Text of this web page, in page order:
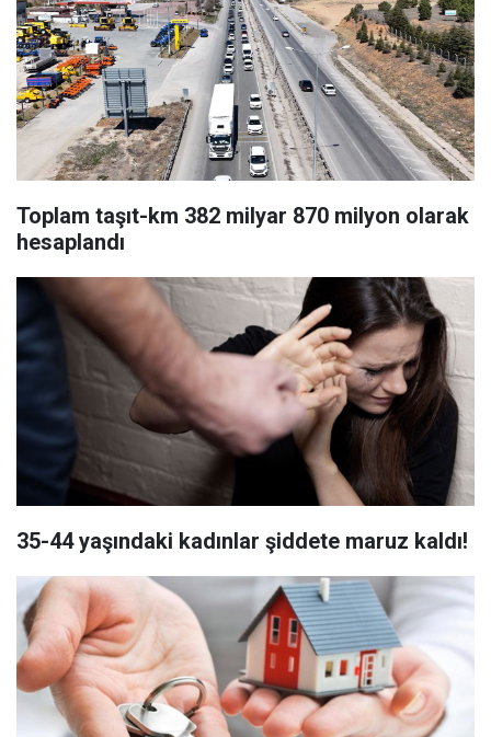
Toplam taşıt-km 382 milyar 870 milyon olarak
hesaplandı
35-44 yaşındaki kadınlar şiddete maruz kaldı!